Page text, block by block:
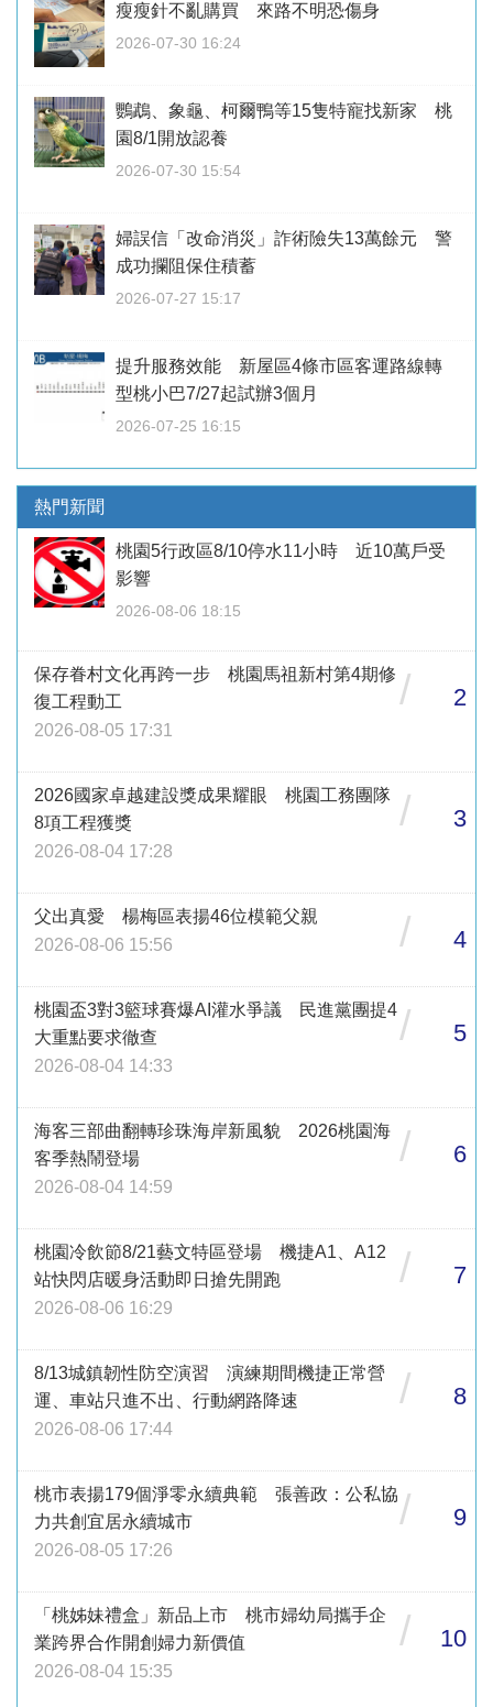
瘦瘦針不亂購買 來路不明恐傷身
2026-07-30 16:24
鸚鵡、象龜、柯爾鴨等15隻特寵找新家 桃
園8/1開放認養
2026-07-30 15:54
婦誤信「改命消災」詐術險失13萬餘元 警
成功攔阻保住積蓄
2026-07-27 15:17
提升服務效能 新屋區4條市區客運路線轉
型桃小巴7/27起試辦3個月
2026-07-25 16:15
熱門新聞
桃園5行政區8/10停水11小時 近10萬戶受
影響
2026-08-06 18:15
保存眷村文化再跨一步 桃園馬祖新村第4期修
復工程動工
2026-08-05 17:31
/ 2
2026國家卓越建設獎成果耀眼 桃園工務團隊
8項工程獲獎
2026-08-04 17:28
/ 3
父出真愛 楊梅區表揚46位模範父親
2026-08-06 15:56
/ 4
桃園盃3對3籃球賽爆AI灌水爭議 民進黨團提4
大重點要求徹查
2026-08-04 14:33
/ 5
海客三部曲翻轉珍珠海岸新風貌 2026桃園海
客季熱鬧登場
2026-08-04 14:59
/ 6
桃園冷飲節8/21藝文特區登場 機捷A1、A12
站快閃店暖身活動即日搶先開跑
2026-08-06 16:29
/ 7
8/13城鎮韌性防空演習 演練期間機捷正常營
運、車站只進不出、行動網路降速
2026-08-06 17:44
/ 8
桃市表揚179個淨零永續典範 張善政：公私協
力共創宜居永續城市
2026-08-05 17:26
/ 9
「桃姊妹禮盒」新品上市 桃市婦幼局攜手企
業跨界合作開創婦力新價值
2026-08-04 15:35
/ 10